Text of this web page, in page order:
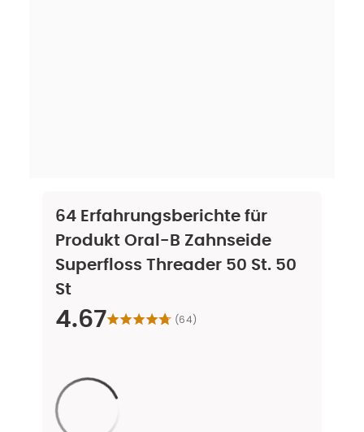
64 Erfahrungsberichte für
Produkt Oral-B Zahnseide
Superfloss Threader 50 St. 50
St
4.67 (64)